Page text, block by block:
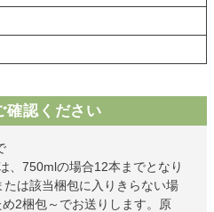
確認ください
、750mlの場合12本までとなり
は該当梱包に入りきらない場
2梱包～でお送りします。原